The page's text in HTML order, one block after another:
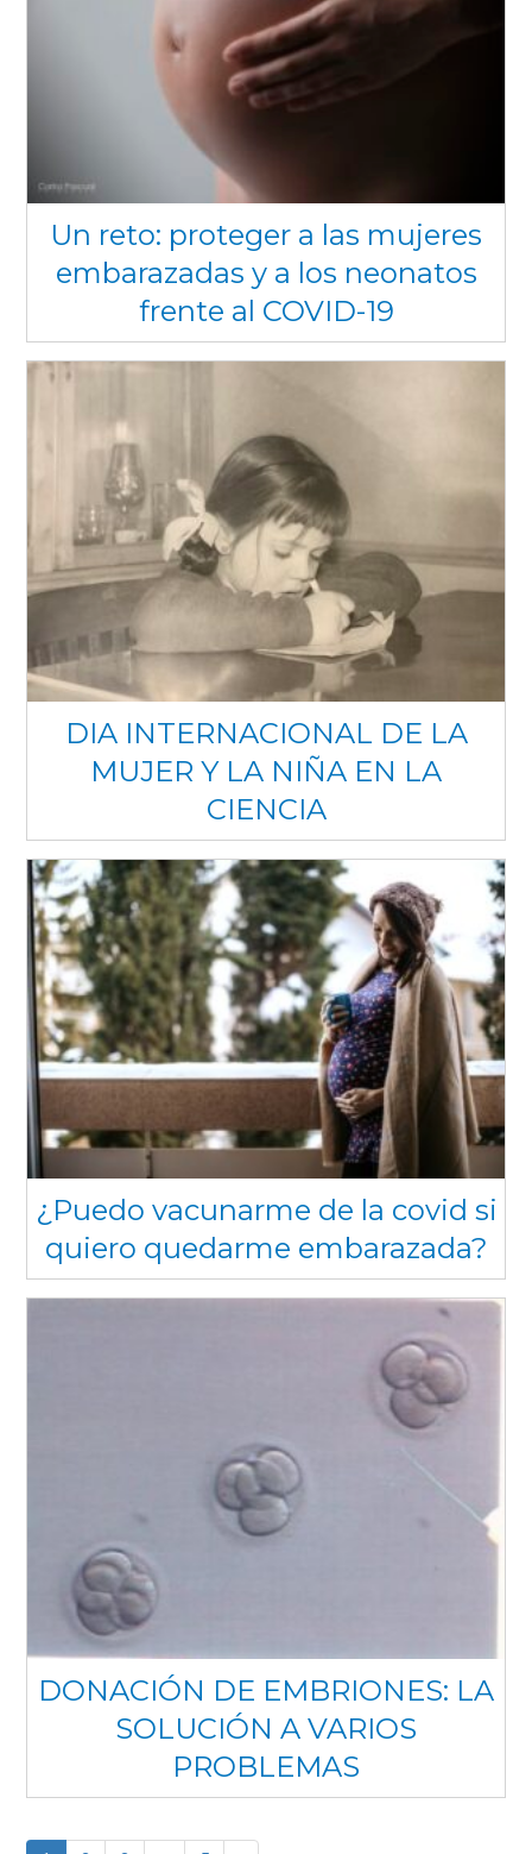
Un reto: proteger a las mujeres
embarazadas y a los neonatos
frente al COVID-19
DIA INTERNACIONAL DE LA
MUJER Y LA NIÑA EN LA
CIENCIA
¿Puedo vacunarme de la covid si
quiero quedarme embarazada?
DONACIÓN DE EMBRIONES: LA
SOLUCIÓN A VARIOS
PROBLEMAS